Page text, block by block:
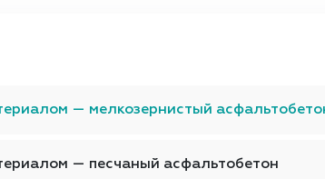
— мелкозернистый
— песчаный асфальтобетон